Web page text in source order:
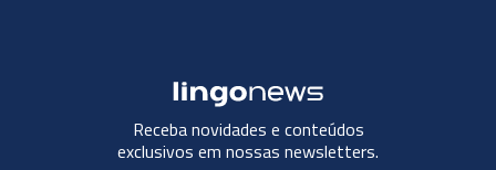
Receba novidades e conteúdos
exclusivos em nossas newsletters.